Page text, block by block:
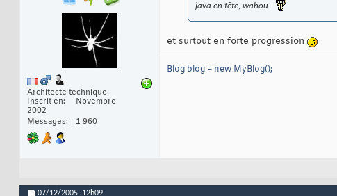
Architecte technique
Inscrit en
Novembre
2002
Messages
1 960
java en tête, wahou
et surtout en forte progression
Blog blog = new MyBlog();
07/12/2005, 12h09